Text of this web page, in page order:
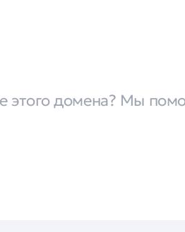
этого домена? Мы